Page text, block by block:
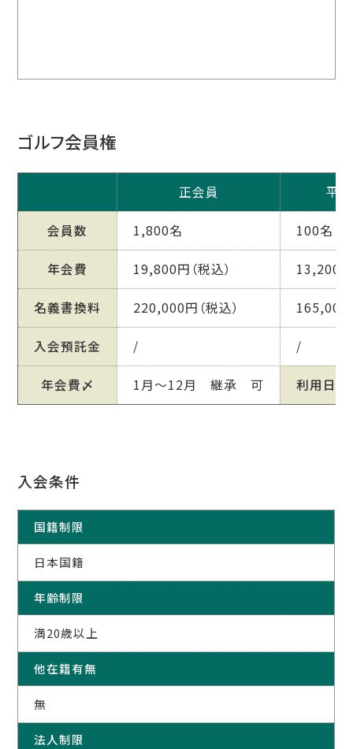
ゴルフ会員権
正会員 平
会員数 1,800名 100名
年会費 19,800円（税込） 13,200円
名義書換料 220,000円（税込） 165,000
入会預託金 / /
年会費〆 1月～12月 継承 可 利用日
入会条件
国籍制限
日本国籍
年齢制限
満20歳以上
他在籍有無
無
法人制限